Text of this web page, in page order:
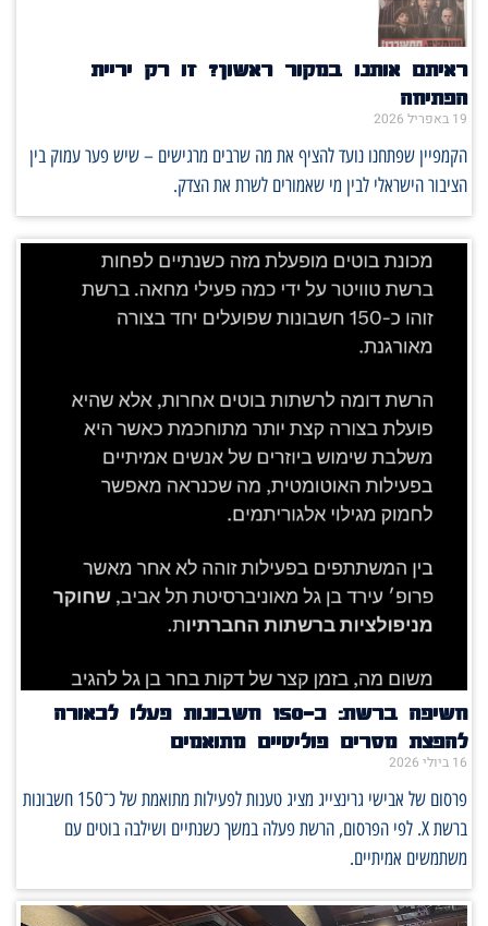
ראיתם אותנו במקור ראשון? זו רק יריית
הפתיחה
19 באפריל 2026
הקמפיין שפתחנו נועד להציף את מה שרבים מרגישים – שיש פער עמוק בין
הציבור הישראלי לבין מי שאמורים לשרת את הצדק.
חשיפה ברשת: כ־150 חשבונות פעלו לכאורה
להפצת מסרים פוליטיים מתואמים
16 ביולי 2026
פרסום של אבישי גרינצייג מציג טענות לפעילות מתואמת של כ־150 חשבונות
ברשת X. לפי הפרסום, הרשת פעלה במשך כשנתיים ושילבה בוטים עם
משתמשים אמיתיים.